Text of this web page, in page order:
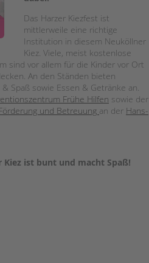
Das Harzer Kiezfest ist
mittlerweile eine richtige
Institution in diesem Neuköllner
Kiez. Viele, meist kostenlose
sind vor allem für die Kinder vor Ort
An den Ständen bieten
Spaß sowie Essen & Getränke an.
Frühe Hilfen sowie der
und Betreuung an der Hans-
Kiez ist bunt und macht Spaß!